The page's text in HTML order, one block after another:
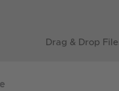
Drag & Drop